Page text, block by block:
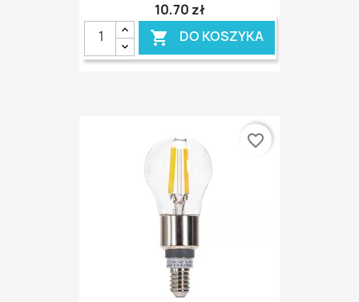
10,70 zł
 DO KOSZYKA
favorite_border